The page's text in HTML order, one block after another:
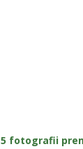
5 fotografii